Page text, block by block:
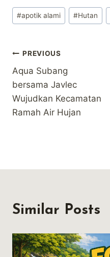
Post
Tags:
#apotik alami #Hutan
Post
navigation
PREVIOUS
Aqua Subang
bersama Javlec
Wujudkan Kecamatan
Ramah Air Hujan
Similar Posts